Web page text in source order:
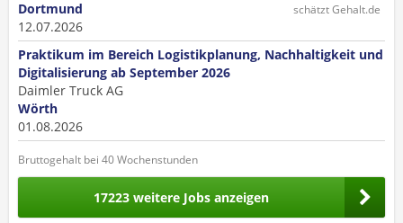
Dortmund
12.07.2026
schätzt Gehalt.de
Praktikum im Bereich Logistikplanung, Nachhaltigkeit und
Digitalisierung ab September 2026
Daimler Truck AG
Wörth
01.08.2026
Bruttogehalt bei 40 Wochenstunden
17223 weitere Jobs anzeigen